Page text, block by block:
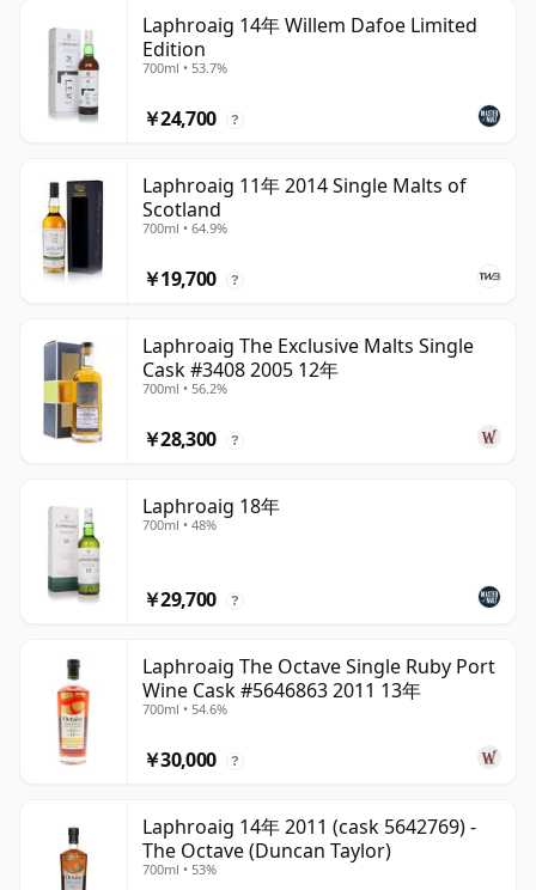
Laphroaig 14年 Willem Dafoe Limited
Edition
700ml • 53.7%
￥24,700 ?
Laphroaig 11年 2014 Single Malts of
Scotland
700ml • 64.9%
￥19,700 ?
Laphroaig The Exclusive Malts Single
Cask #3408 2005 12年
700ml • 56.2%
￥28,300 ?
Laphroaig 18年
700ml • 48%
￥29,700 ?
Laphroaig The Octave Single Ruby Port
Wine Cask #5646863 2011 13年
700ml • 54.6%
￥30,000 ?
Laphroaig 14年 2011 (cask 5642769) -
The Octave (Duncan Taylor)
700ml • 53%